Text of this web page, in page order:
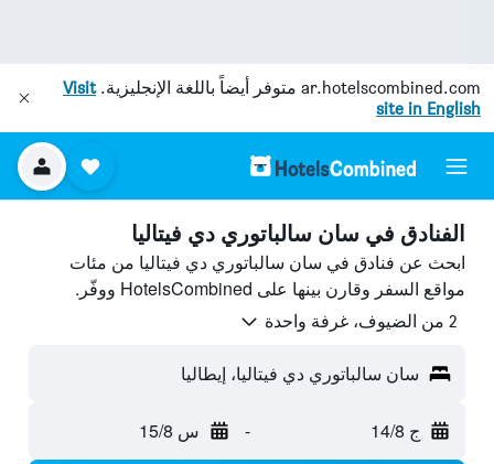
ar.hotelscombined.com متوفر أيضاً باللغة الإنجليزية.Visit
site in English
الفنادق في سان سالباتوري دي فيتاليا
ابحث عن فنادق في سان سالباتوري دي فيتاليا من مئات
مواقع السفر وقارن بينها على HotelsCombined ووفّر.
2 من الضيوف، غرفة واحدة
سان سالباتوري دي فيتاليا، إيطاليا
ج 14/8 - س 15/8